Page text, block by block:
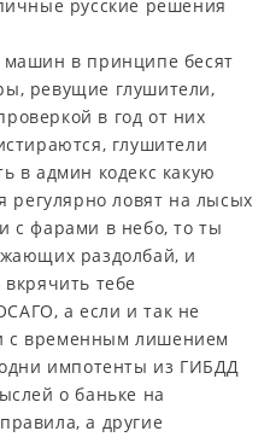
русские решения
машин в принципе бесят
ревущие глушители,
в год от них
глушители
в админ кодекс какую
регулярно ловят на лысых
с фарами в небо, то ты
раздолбай, и
тебе
а если и так не
с временным лишением
импотенты из ГИБДД
о баньке на
а другие